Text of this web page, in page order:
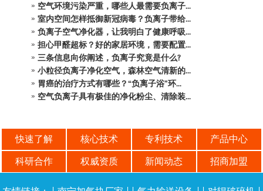
空气环境污染严重，哪些人最需要负离子...
室内空间怎样抵御新冠病毒？负离子带给...
负离子空气净化器，让我明白了健康呼吸...
担心甲醛超标？好的家居环境，需要配置...
三条信息向你阐述，负离子究竟是什么?
小粒径负离子净化空气，森林空气清新的...
胃癌的治疗方式有哪些？“负离子浴”环...
空气负离子具有极佳的净化粉尘、清除装...
快速了解 核心技术 专利技术 产品中心
科研合作 权威资质 新闻动态 招商加盟